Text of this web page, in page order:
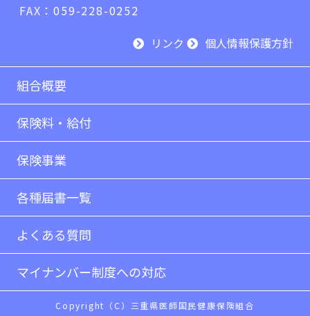
FAX：059-228-0252
リンク
個人情報保護方針
組合概要
保険料・給付
保険事業
各種届書一覧
よくある質問
マイナンバー制度への対応
Copyright（C）三重県医師国民健康保険組合